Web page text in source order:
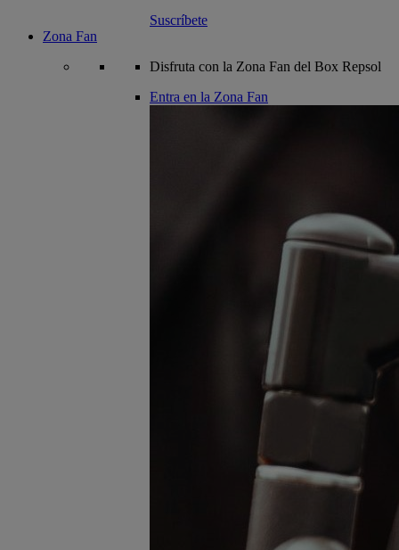
Suscríbete
Zona Fan
Disfruta con la Zona Fan del Box Repsol
Entra en la Zona Fan